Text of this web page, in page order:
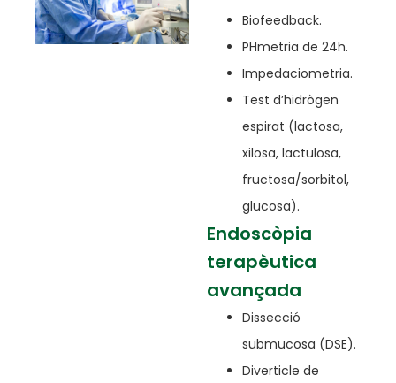
Biofeedback.
PHmetria de 24h.
Impedaciometria.
Test d’hidrògen
espirat (lactosa,
xilosa, lactulosa,
fructosa/sorbitol,
glucosa).
Endoscòpia
terapèutica
avançada
Dissecció
submucosa (DSE).
Diverticle de